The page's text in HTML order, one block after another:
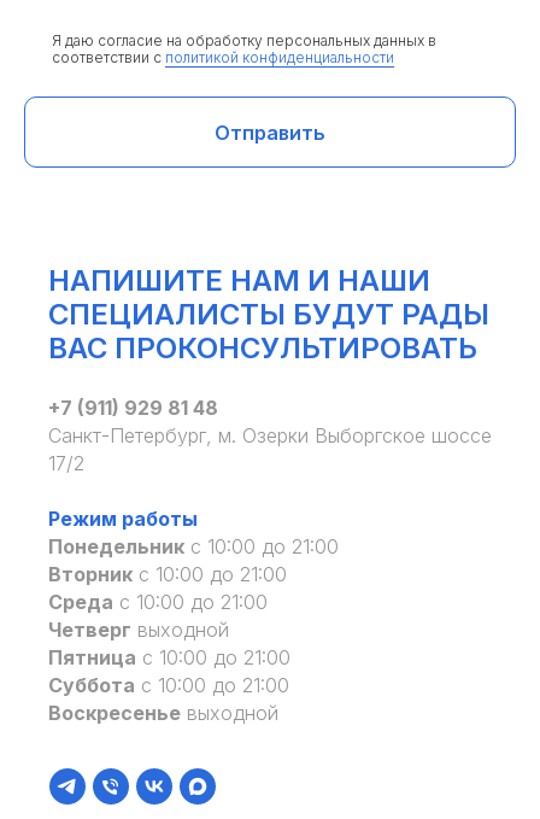
Я даю согласие на обработку персональных данных в
соответствии с политикой конфиденциальности
Отправить
НАПИШИТЕ НАМ И НАШИ
СПЕЦИАЛИСТЫ БУДУТ РАДЫ
ВАС ПРОКОНСУЛЬТИРОВАТЬ
+7 (911) 929 81 48
Санкт-Петербург, м. Озерки Выборгское шоссе
17/2
Режим работы
Понедельник с 10:00 до 21:00
Вторник с 10:00 до 21:00
Среда с 10:00 до 21:00
Четверг выходной
Пятница с 10:00 до 21:00
Суббота с 10:00 до 21:00
Воскресенье выходной